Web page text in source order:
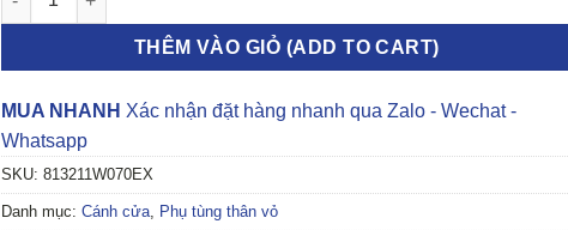
THÊM VÀO GIỎ (ADD TO CART)
MUA NHANH Xác nhận đặt hàng nhanh qua Zalo - Wechat -
Whatsapp
SKU: 813211W070EX
Danh mục: Cánh cửa, Phụ tùng thân vỏ